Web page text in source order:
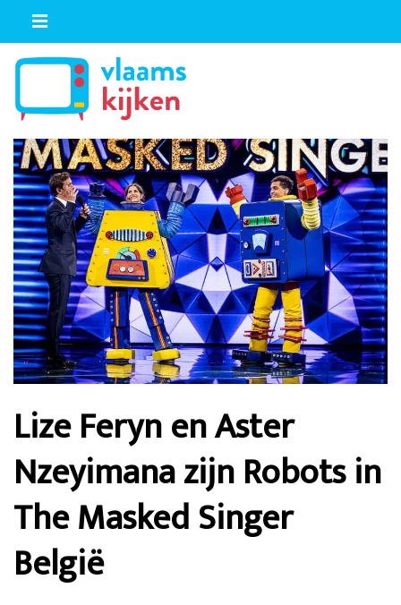
Lize Feryn en Aster
Nzeyimana zijn Robots in
The Masked Singer
België